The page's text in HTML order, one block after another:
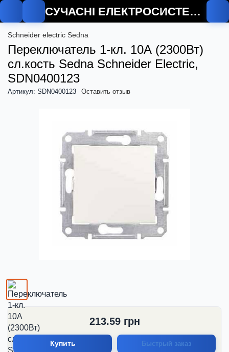
СУЧАСНІ ЕЛЕКТРОСИСТЕМИ
Schneider electric Sedna
Переключатель 1-кл. 10А (2300Вт)
сл.кость Sedna Schneider Electric,
SDN0400123
Артикул: SDN0400123 Оставить отзыв
213.59грн
Купить Быстрый заказ